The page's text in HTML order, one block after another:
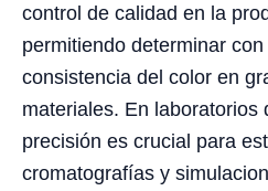
control de calidad en la
permitiendo determinar
consistencia del color en
materiales. En laboratorios
precisión es crucial para
cromatografías y